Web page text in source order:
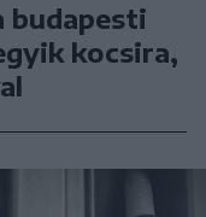
budapesti
kocsira,